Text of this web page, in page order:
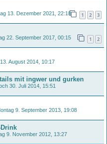
13. Dezember 2021, 22:18
1 2 3
22. September 2017, 00:15
1 2
August 2014, 10:17
mit ingwer und gurken
30. Juli 2014, 15:51
9. September 2013, 19:08
9. November 2012, 13:27